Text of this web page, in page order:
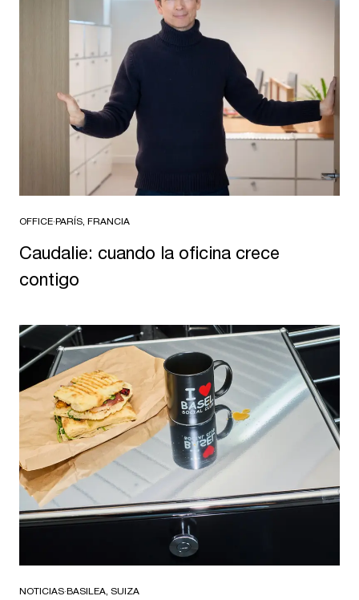
OFFICE·PARÍS, FRANCIA
Caudalie: cuando la oficina crece
contigo
NOTICIAS·BASILEA, SUIZA